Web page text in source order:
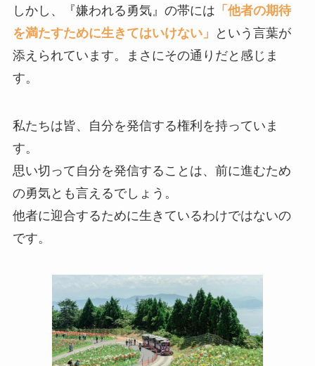
しかし、『嫌われる勇気』の帯には 「他者の期待
を満たすために生きてはいけない」
という言葉が
添えられています。まさにその通りだと感じま
す。
私たちは皆、自分を発信する権利を持っていま
す。
思い切って自分を発信することは、前に進むため
の勇気とも言えるでしょう。
他者に迎合するために生きているわけではないの
です。